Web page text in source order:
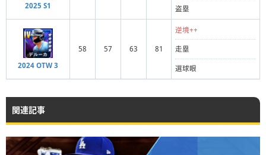
2025 S1 盗塁
2024 OTW 3
58 57 63 81
逆境++
走塁
選球眼
関連記事